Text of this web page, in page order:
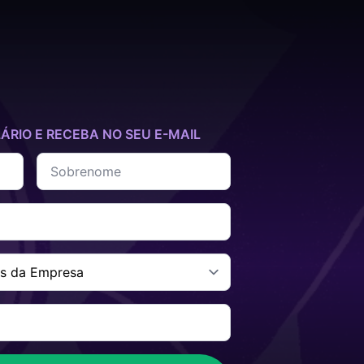
E RECEBA NO SEU E-MAIL
Sobrenome